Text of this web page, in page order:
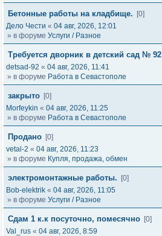
Бетонные работы на кладбище.
[0]
Дело Чести « 04 авг, 2026, 12:01
» в форуме Услуги / Разное
Требуется дворник в детский сад № 92
detsad-92 « 04 авг, 2026, 11:41
» в форуме Работа в Севастополе
закрыто [0]
Morfeykin « 04 авг, 2026, 11:25
» в форуме Работа в Севастополе
Продано [0]
vetal-2 « 04 авг, 2026, 11:23
» в форуме Купля, продажа, обмен
электромонтажные работы.
[0]
Bob-elektrik « 04 авг, 2026, 11:05
» в форуме Услуги / Разное
Сдам 1 к.к посуточно, помесячно [0]
Val_rus « 04 авг, 2026, 8:59